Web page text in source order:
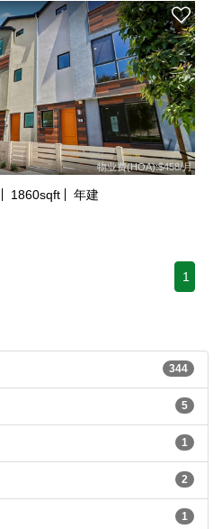
物业费(HOA):$458/月
1860sqft
年建
1
344
5
1
2
1